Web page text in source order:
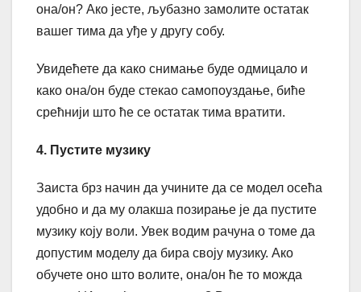
она/он? Ако јесте, љубазно замолите остатак
вашег тима да уђе у другу собу.
Увидећете да како снимање буде одмицало и
како она/он буде стекао самопоуздање, биће
срећнији што ће се остатак тима вратити.
4. Пустите музику
Заиста брз начин да учините да се модел осећа
удобно и да му олакша позирање је да пустите
музику коју воли. Увек водим рачуна о томе да
допустим моделу да бира своју музику. Ако
обучете оно што волите, она/он ће то можда